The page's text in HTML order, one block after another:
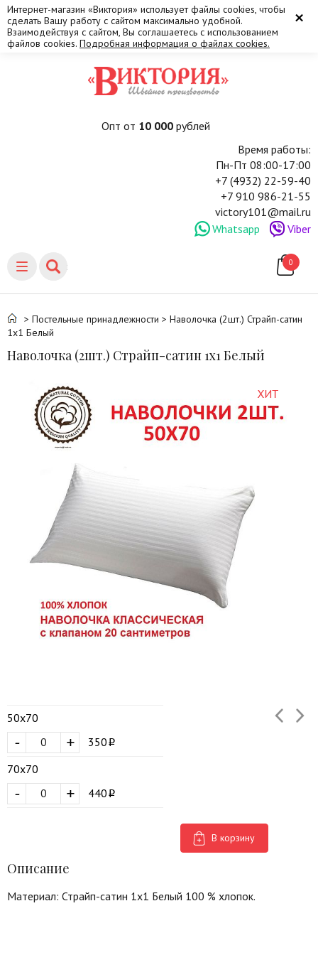
×
Интернет-магазин «Виктория» использует файлы cookies, чтобы
сделать Вашу работу с сайтом максимально удобной.
Взаимодействуя с сайтом, Вы соглашаетесь с использованием
файлов cookies. Подробная информация о файлах cookies.
Опт от 10 000рублей
Время работы:
Пн-Пт 08:00-17:00
+7 (4932) 22-59-40
+7 910 986-21-55
victory101@mail.ru
Whatsapp
Viber
0
> Постельные принадлежности > Наволочка (2шт.) Страйп-сатин
1х1 Белый
Наволочка (2шт.) Страйп-сатин 1х1 Белый
50х70
+
-
350
70х70
+
- 440
В корзину
Описание
Материал: Страйп-сатин 1х1 Белый 100 % хлопок.